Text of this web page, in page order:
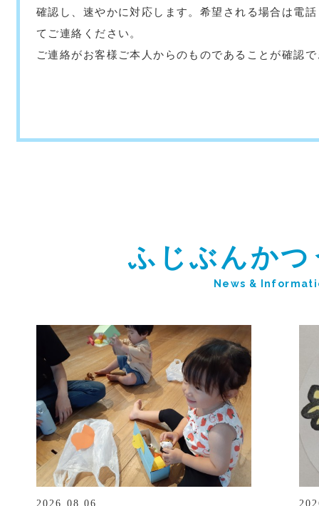
確認し、速やかに対応します。希望される場合は電
てご連絡ください。
ご連絡がお客様ご本人からのものであることが確認
ふじぶんかつ
News &
2026.08.06